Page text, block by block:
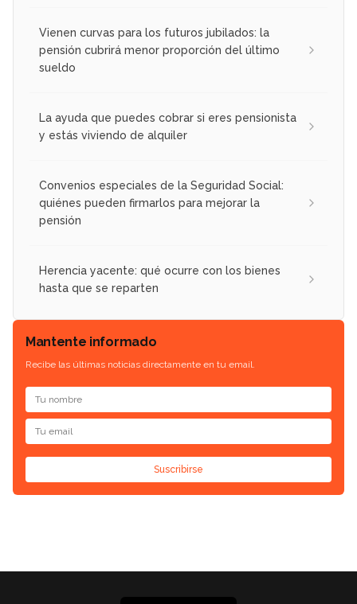
Vienen curvas para los futuros jubilados: la
pensión cubrirá menor proporción del último
sueldo
La ayuda que puedes cobrar si eres pensionista
y estás viviendo de alquiler
Convenios especiales de la Seguridad Social:
quiénes pueden firmarlos para mejorar la
pensión
Herencia yacente: qué ocurre con los bienes
hasta que se reparten
Mantente informado
Recibe las últimas noticias directamente en tu email.
Suscribirse